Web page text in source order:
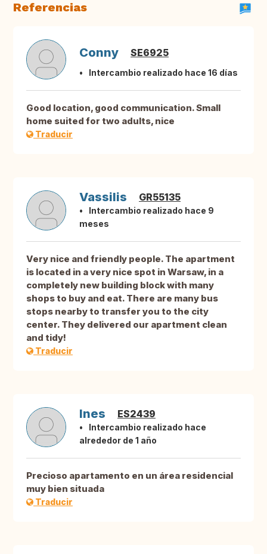
Referencias
Conny SE6925
Intercambio realizado hace 16 días
Good location, good communication. Small
home suited for two adults, nice
Traducir
Vassilis GR55135
Intercambio realizado hace 9
meses
Very nice and friendly people. The apartment
is located in a very nice spot in Warsaw, in a
completely new building block with many
shops to buy and eat. There are many bus
stops nearby to transfer you to the city
center. They delivered our apartment clean
and tidy!
Traducir
Ines ES2439
Intercambio realizado hace
alrededor de 1 año
Precioso apartamento en un área residencial
muy bien situada
Traducir